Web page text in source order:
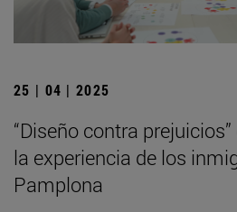
25 | 04 | 2025
“Diseño contra
la experiencia de los
Pamplona